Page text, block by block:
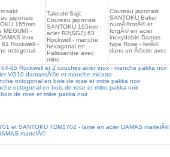
japonais
165mm
MEGUMI -
inox
61 Rockwell -
octogonal
Takeshi Saji:
Couteau japonais
SANTOKU 165mm -
acier R2(SG2) 63
Rockwell - manche
hexagonal en
Palissandre avec
mitre
Couteau japonais
SANTOKU Boker
numÃ©rotÃ© et
forgÃ© en acier
inoxydable Damas
type Rose - livrÃ©
dans un Ã©crin avec
65 Rockwell et 2 couches acier inox - manche pakka noir
VG10 damassÃ©e et manche micarta
octogonal en bois de rose et mitre pakka noir
octogonal en bois de rose et mitre pakka noir
de rose et mitre pakka noir
et SANTOKU TDM1702 - lame en acier DAMAS martelÃ©
martelÃ©